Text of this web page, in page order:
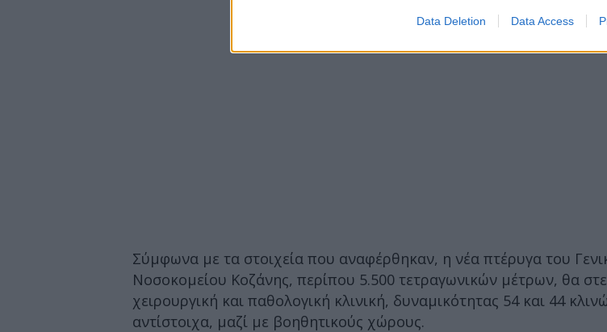
Data Deletion Data Access
Σύμφωνα με τα στοιχεία που αναφέρθηκαν, η νέα πτέρυγα του
Νοσοκομείου Κοζάνης, περίπου 5.500 τετραγωνικών μέτρων, θα
χειρουργική και παθολογική κλινική, δυναμικότητας 54 και 44
αντίστοιχα, μαζί με βοηθητικούς χώρους.